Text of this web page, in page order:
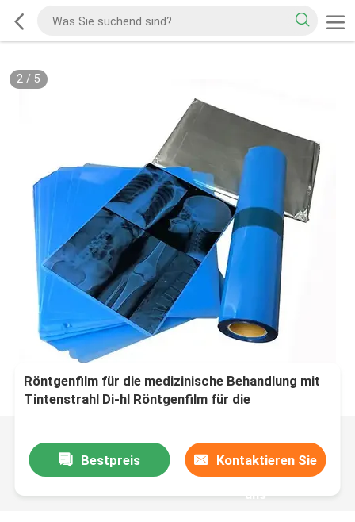
2/ 5
Röntgenfilm für die medizinische Behandlung mit
Tintenstrahl Di-hl Röntgenfilm für die
Bestpreis
Kontaktieren Sie
uns